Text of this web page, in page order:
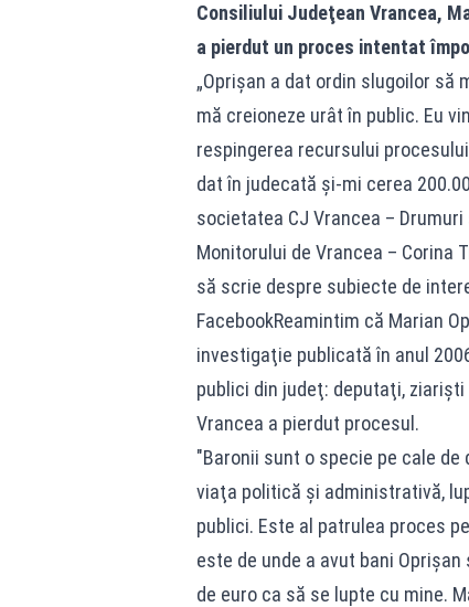
Consiliului Judeţean Vrancea,
a pierdut un proces intentat
„Oprişan a dat ordin slugoilor să
mă creioneze urât în public. Eu
respingerea recursului
dat în judecată şi-mi cerea
societatea CJ Vrancea –
Monitorului de Vrancea – Corina
să scrie despre subiecte de
FacebookReamintim că Marian
investigaţie publicată în anul
publici din judeţ: deputaţi,
Vrancea a pierdut procesul.
"Baronii sunt o specie pe cale
viaţa politică şi administrativă,
publici. Este al patrulea proces
este de unde a avut bani
de euro ca să se lupte cu mine.